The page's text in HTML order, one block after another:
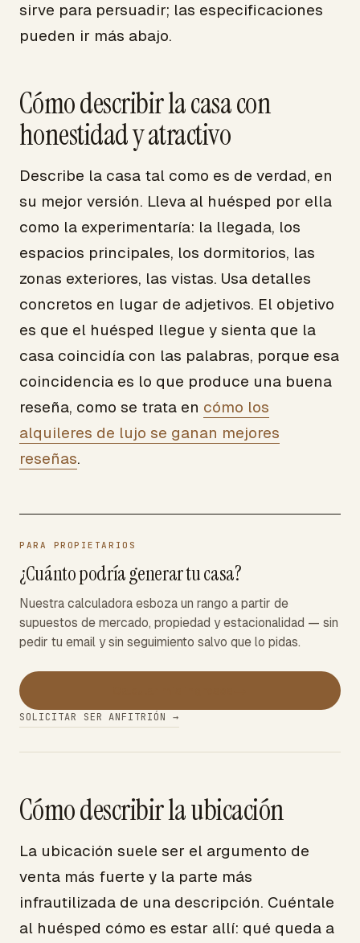
sirve para persuadir; las especificaciones
pueden ir más abajo.
Cómo describir la casa con
honestidad y atractivo
Describe la casa tal como es de verdad, en
su mejor versión. Lleva al huésped por ella
como la experimentaría: la llegada, los
espacios principales, los dormitorios, las
zonas exteriores, las vistas. Usa detalles
concretos en lugar de adjetivos. El objetivo
es que el huésped llegue y sienta que la
casa coincidía con las palabras, porque esa
coincidencia es lo que produce una buena
reseña, como se trata en cómo los
alquileres de lujo se ganan mejores
reseñas.
PARA PROPIETARIOS
¿Cuánto podría generar tu casa?
Nuestra calculadora esboza un rango a partir de
supuestos de mercado, propiedad y estacionalidad — sin
pedir tu email y sin seguimiento salvo que lo pidas.
SOLICITAR SER ANFITRIÓN →
Cómo describir la ubicación
La ubicación suele ser el argumento de
venta más fuerte y la parte más
infrautilizada de una descripción. Cuéntale
al huésped cómo es estar allí: qué queda a